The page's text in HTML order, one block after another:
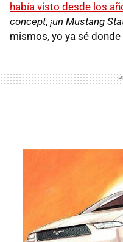
había visto desde los
concept, ¡un Mustang
mismos, yo ya sé